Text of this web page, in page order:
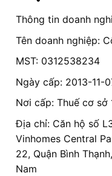
Thông tin doanh
Tên doanh nghiệp:
MST: 0312538234
Ngày cấp: 2013-11-
Nơi cấp: Thuế cơ sở
Địa chỉ: Căn hộ số
Vinhomes Central
22, Quận Bình
Nam